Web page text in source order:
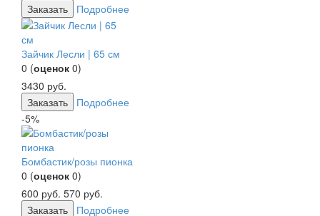
Заказать
Подробнее
Зайчик Лесли | 65 см
0 (оценок 0)
3430 руб.
Заказать
Подробнее
-5%
Бомбастик/розы пионка
0 (оценок 0)
600 руб. 570 руб.
Заказать
Подробнее